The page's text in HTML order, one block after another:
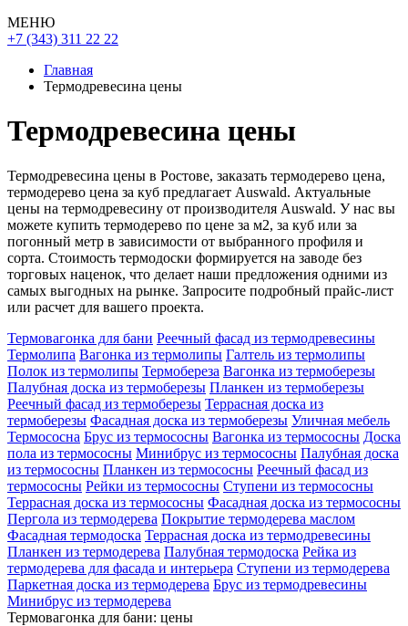
МЕНЮ
+7 (343) 311 22 22
Главная
Термодревесина цены
Термодревесина цены
Термодревесина цены в Ростове, заказать термодерево цена,
термодерево цена за куб предлагает Auswald. Актуальные
цены на термодревесину от производителя Auswald. У нас вы
можете купить термодерево по цене за м2, за куб или за
погонный метр в зависимости от выбранного профиля и
сорта. Стоимость термодоски формируется на заводе без
торговых наценок, что делает наши предложения одними из
самых выгодных на рынке. Запросите подробный прайс-лист
или расчет для вашего проекта.
Термовагонка для бани Реечный фасад из термодревесины
Термолипа Вагонка из термолипы Галтель из термолипы
Полок из термолипы Термобереза Вагонка из термоберезы
Палубная доска из термоберезы Планкен из термоберезы
Реечный фасад из термоберезы Террасная доска из
термоберезы Фасадная доска из термоберезы Уличная мебель
Термососна Брус из термососны Вагонка из термососны Доска
пола из термососны Минибрус из термососны Палубная доска
из термососны Планкен из термососны Реечный фасад из
термососны Рейки из термососны Ступени из термососны
Террасная доска из термососны Фасадная доска из термососны
Пергола из термодерева Покрытие термодерева маслом
Фасадная термодоска Террасная доска из термодревесины
Планкен из термодерева Палубная термодоска Рейка из
термодерева для фасада и интерьера Ступени из термодерева
Паркетная доска из термодерева Брус из термодревесины
Минибрус из термодерева
Термовагонка для бани: цены